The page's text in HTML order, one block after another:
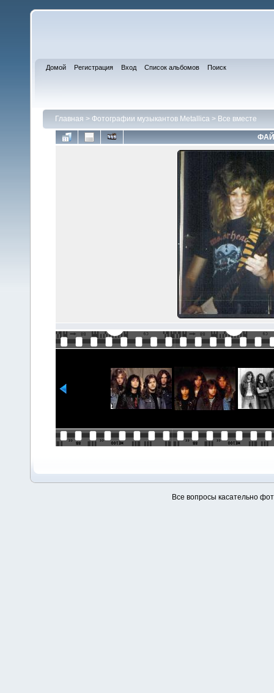
Домой Регистрация Вход Список альбомов Поиск
Главная > Фотографии музыкантов Metallica > Все вместе
Все вопросы касательно